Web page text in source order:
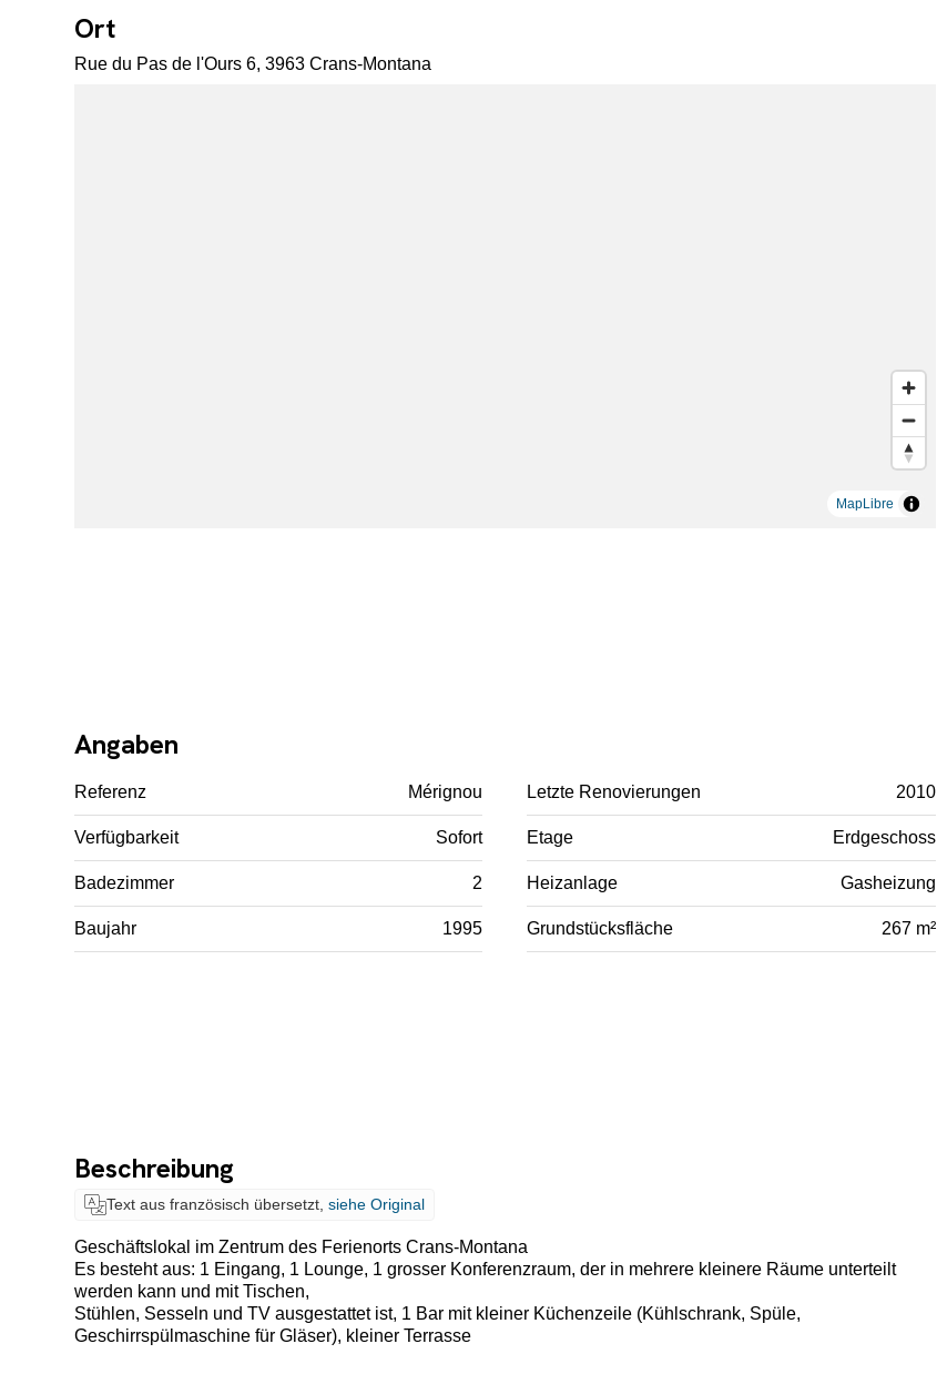
Ort
Rue du Pas de l'Ours 6, 3963 Crans-Montana
MapLibre
Angaben
Referenz Mérignou
Verfügbarkeit Sofort
Badezimmer 2
Baujahr 1995
Letzte Renovierungen 2010
Etage Erdgeschoss
Heizanlage Gasheizung
Grundstücksfläche 267 m²
Beschreibung
Text aus französisch übersetzt, siehe Original
Geschäftslokal im Zentrum des Ferienorts Crans-Montana
Es besteht aus: 1 Eingang, 1 Lounge, 1 grosser Konferenzraum, der in mehrere kleinere Räume unterteilt
werden kann und mit Tischen,
Stühlen, Sesseln und TV ausgestattet ist, 1 Bar mit kleiner Küchenzeile (Kühlschrank, Spüle,
Geschirrspülmaschine für Gläser), kleiner Terrasse